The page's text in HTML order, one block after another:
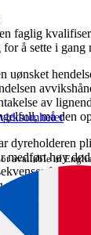
available in
faglig
å sette i gang
uønsket
av
må den
dyreholderen
medført høy
for
påkjenning for
forsvarlig måte